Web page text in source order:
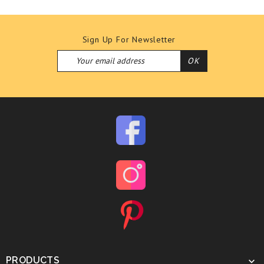
Sign Up For Newsletter
PRODUCTS 